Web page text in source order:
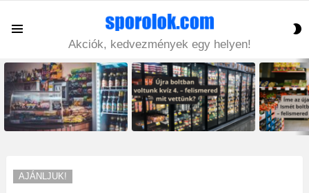
Akciók, kedvezmények egy helyen!
LATEST
STORIES
AJÁNLJUK!